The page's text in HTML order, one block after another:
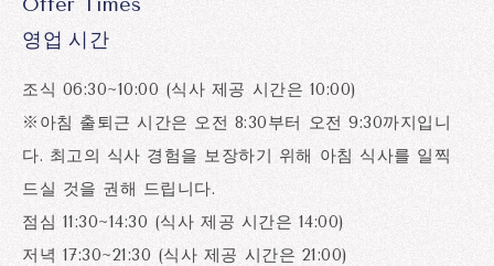
영업 시간
조식 06:30~10:00 (식사 제공 시간은 10:00)
※아침 출퇴근 시간은 오전 8:30부터 오전 9:30까지입니
다. 최고의 식사 경험을 보장하기 위해 아침 식사를 일찍
드실 것을 권해 드립니다.
점심 11:30~14:30 (식사 제공 시간은 14:00)
저녁 17:30~21:30 (식사 제공 시간은 21:00)